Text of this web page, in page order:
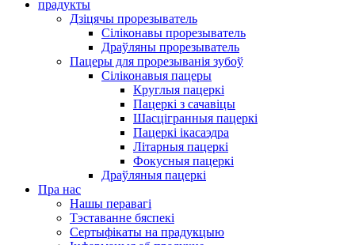
прадукты
Дзіцячы прорезыватель
Сіліконавы прорезыватель
Драўляны прорезыватель
Пацеры для прорезыванія зубоў
Сіліконавыя пацеры
Круглыя ​​пацеркі
Пацеркі з сачавіцы
Шасцігранныя пацеркі
Пацеркі ікасаэдра
Літарныя пацеркі
Фокусныя пацеркі
Драўляныя пацеркі
Пра нас
Нашы перавагі
Тэставанне бяспекі
Сертыфікаты на прадукцыю